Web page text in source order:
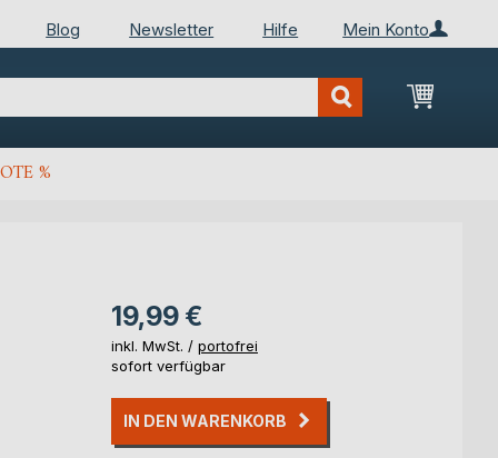
Mein Konto
Blog Newsletter Hilfe
Mein
%
19,99 €
inkl. MwSt. / portofrei
sofort verfügbar
IN DEN WARENKORB